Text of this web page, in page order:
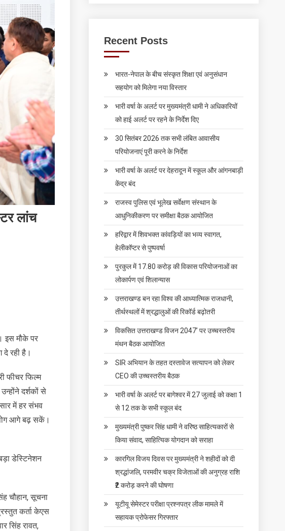
लांच
इस मौके पर
दे रही है।
फीचर फिल्म
दर्शकों से
में हर संभव
आगे बढ़ सकें।
डेस्टिनेशन
चौहान, सूचना
कर्ता केएस
सिंह रावत,
Recent Posts
भारत-नेपाल के बीच संस्कृत शिक्षा एवं अनुसंधान
सहयोग को मिलेगा नया विस्तार
भारी वर्षा के अलर्ट पर मुख्यमंत्री धामी ने अधिकारियों
को हाई अलर्ट पर रहने के निर्देश दिए
30 सितंबर 2026 तक सभी लंबित आवासीय
परियोजनाएं पूरी करने के निर्देश
भारी वर्षा के अलर्ट पर देहरादून में स्कूल और आंगनबाड़ी
केंद्र बंद
राजस्व पुलिस एवं भूलेख सर्वेक्षण संस्थान के
आधुनिकीकरण पर समीक्षा बैठक आयोजित
हरिद्वार में शिवभक्त कांवड़ियों का भव्य स्वागत,
हेलीकॉप्टर से पुष्पवर्षा
पुरकुल में 17.80 करोड़ की विकास परियोजनाओं का
लोकार्पण एवं शिलान्यास
उत्तराखण्ड बन रहा विश्व की आध्यात्मिक राजधानी,
तीर्थस्थलों में श्रद्धालुओं की रिकॉर्ड बढ़ोतरी
विकसित उत्तराखण्ड विजन 2047’ पर उच्चस्तरीय
मंथन बैठक आयोजित
SIR अभियान के तहत दस्तावेज सत्यापन को लेकर
CEO की उच्चस्तरीय बैठक
भारी वर्षा के अलर्ट पर बागेश्वर में 27 जुलाई को कक्षा 1
से 12 तक के सभी स्कूल बंद
मुख्यमंत्री पुष्कर सिंह धामी ने वरिष्ठ साहित्यकारों से
किया संवाद, साहित्यिक योगदान को सराहा
कारगिल विजय दिवस पर मुख्यमंत्री ने शहीदों को दी
श्रद्धांजलि, परमवीर चक्र विजेताओं की अनुग्रह राशि
₹2 करोड़ करने की घोषणा
यूटीयू सेमेस्टर परीक्षा प्रश्नपत्र लीक मामले में
सहायक प्रोफेसर गिरफ्तार